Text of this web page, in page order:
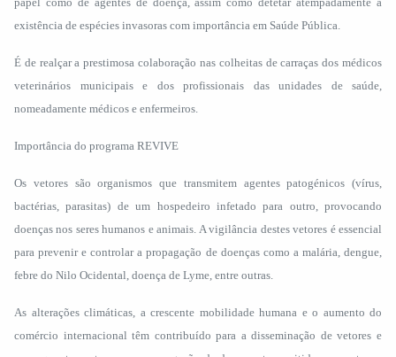
existência de espécies invasoras com importância em Saúde Pública.
É de realçar a prestimosa colaboração nas colheitas de carraças dos médicos
veterinários municipais e dos profissionais das unidades de saúde,
nomeadamente médicos e enfermeiros.
Importância do programa REVIVE
Os vetores são organismos que transmitem agentes patogénicos (vírus,
bactérias, parasitas) de um hospedeiro infetado para outro, provocando
doenças nos seres humanos e animais. A vigilância destes vetores é essencial
para prevenir e controlar a propagação de doenças como a malária, dengue,
febre do Nilo Ocidental, doença de Lyme, entre outras.
As alterações climáticas, a crescente mobilidade humana e o aumento do
comércio internacional têm contribuído para a disseminação de vetores e